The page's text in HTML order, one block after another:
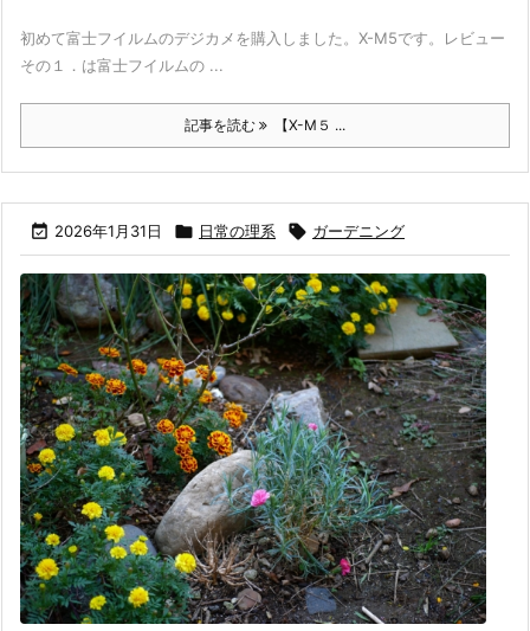
初めて富士フイルムのデジカメを購入しました。X-M5です。レビュー
その１．は富士フイルムの ...
記事を読む 【X-M５ ...
 2026年1月31日  日常の理系  ガーデニング